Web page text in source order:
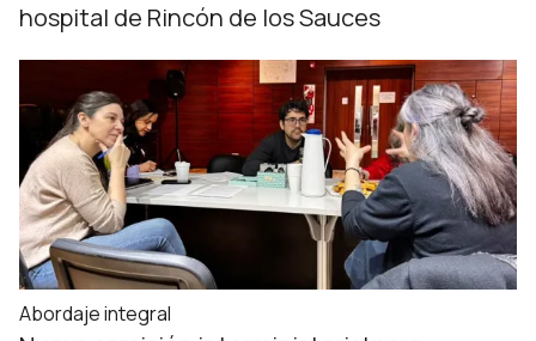
hospital de Rincón de los Sauces
Abordaje integral